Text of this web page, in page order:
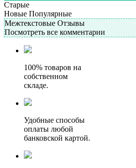
Старые
Новые Популярные
Межтекстовые Отзывы
Посмотреть все комментарии
100% товаров на
собственном
складе.
Удобные способы
оплаты любой
банковской картой.